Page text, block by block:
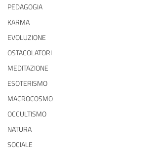
PEDAGOGIA
KARMA
EVOLUZIONE
OSTACOLATORI
MEDITAZIONE
ESOTERISMO
MACROCOSMO
OCCULTISMO
NATURA
SOCIALE